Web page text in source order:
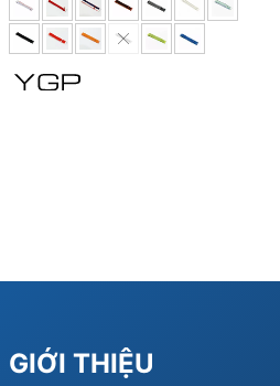
was:
150.000 ₫.
is:
90.000 ₫.
GIỚI THIỆU